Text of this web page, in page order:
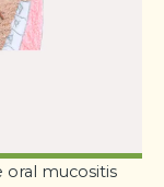
mucositis